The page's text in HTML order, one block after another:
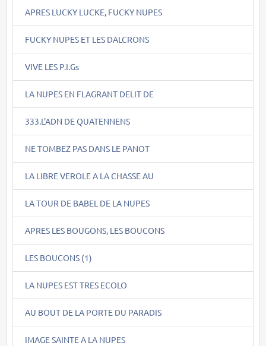
APRES LUCKY LUCKE, FUCKY NUPES
FUCKY NUPES ET LES DALCRONS
VIVE LES P.I.Gs
LA NUPES EN FLAGRANT DELIT DE
333.L'ADN DE QUATENNENS
NE TOMBEZ PAS DANS LE PANOT
LA LIBRE VEROLE A LA CHASSE AU
LA TOUR DE BABEL DE LA NUPES
APRES LES BOUGONS, LES BOUCONS
LES BOUCONS (1)
LA NUPES EST TRES ECOLO
AU BOUT DE LA PORTE DU PARADIS
IMAGE SAINTE A LA NUPES